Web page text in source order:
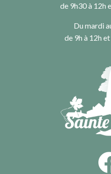
de 9h30 à 12h
Du mardi
de 9h à 12h